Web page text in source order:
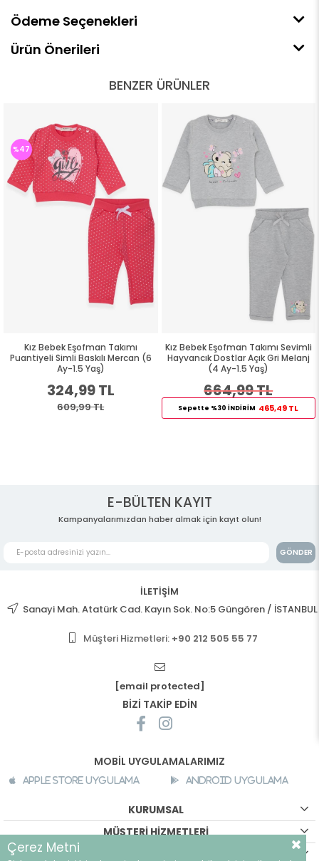
Ödeme Seçenekleri
Ürün Önerileri
BENZER ÜRÜNLER
Kız Bebek Eşofman Takımı
Puantiyeli Simli Baskılı Mercan (6
Ay-1.5 Yaş)
324,99 TL
609,99 TL
%47
Kız Bebek Eşofman Takımı Sevimli
Hayvancık Dostlar Açık Gri Melanj
(4 Ay-1.5 Yaş)
664,99 TL
Sepette %30 İNDİRİM 465,49 TL
E-BÜLTEN KAYIT
Kampanyalarımızdan haber almak için kayıt olun!
GÖNDER
İLETİŞİM
Sanayi Mah. Atatürk Cad. Kayın Sok. No:5 Güngören / İSTANBUL
Müşteri Hizmetleri: +90 212 505 55 77
[email protected]
BİZİ TAKİP EDİN
MOBİL UYGULAMALARIMIZ
Apple Store Uygulama Android Uygulama
KURUMSAL
MÜŞTERİ HİZMETLERİ
Çerez Metni